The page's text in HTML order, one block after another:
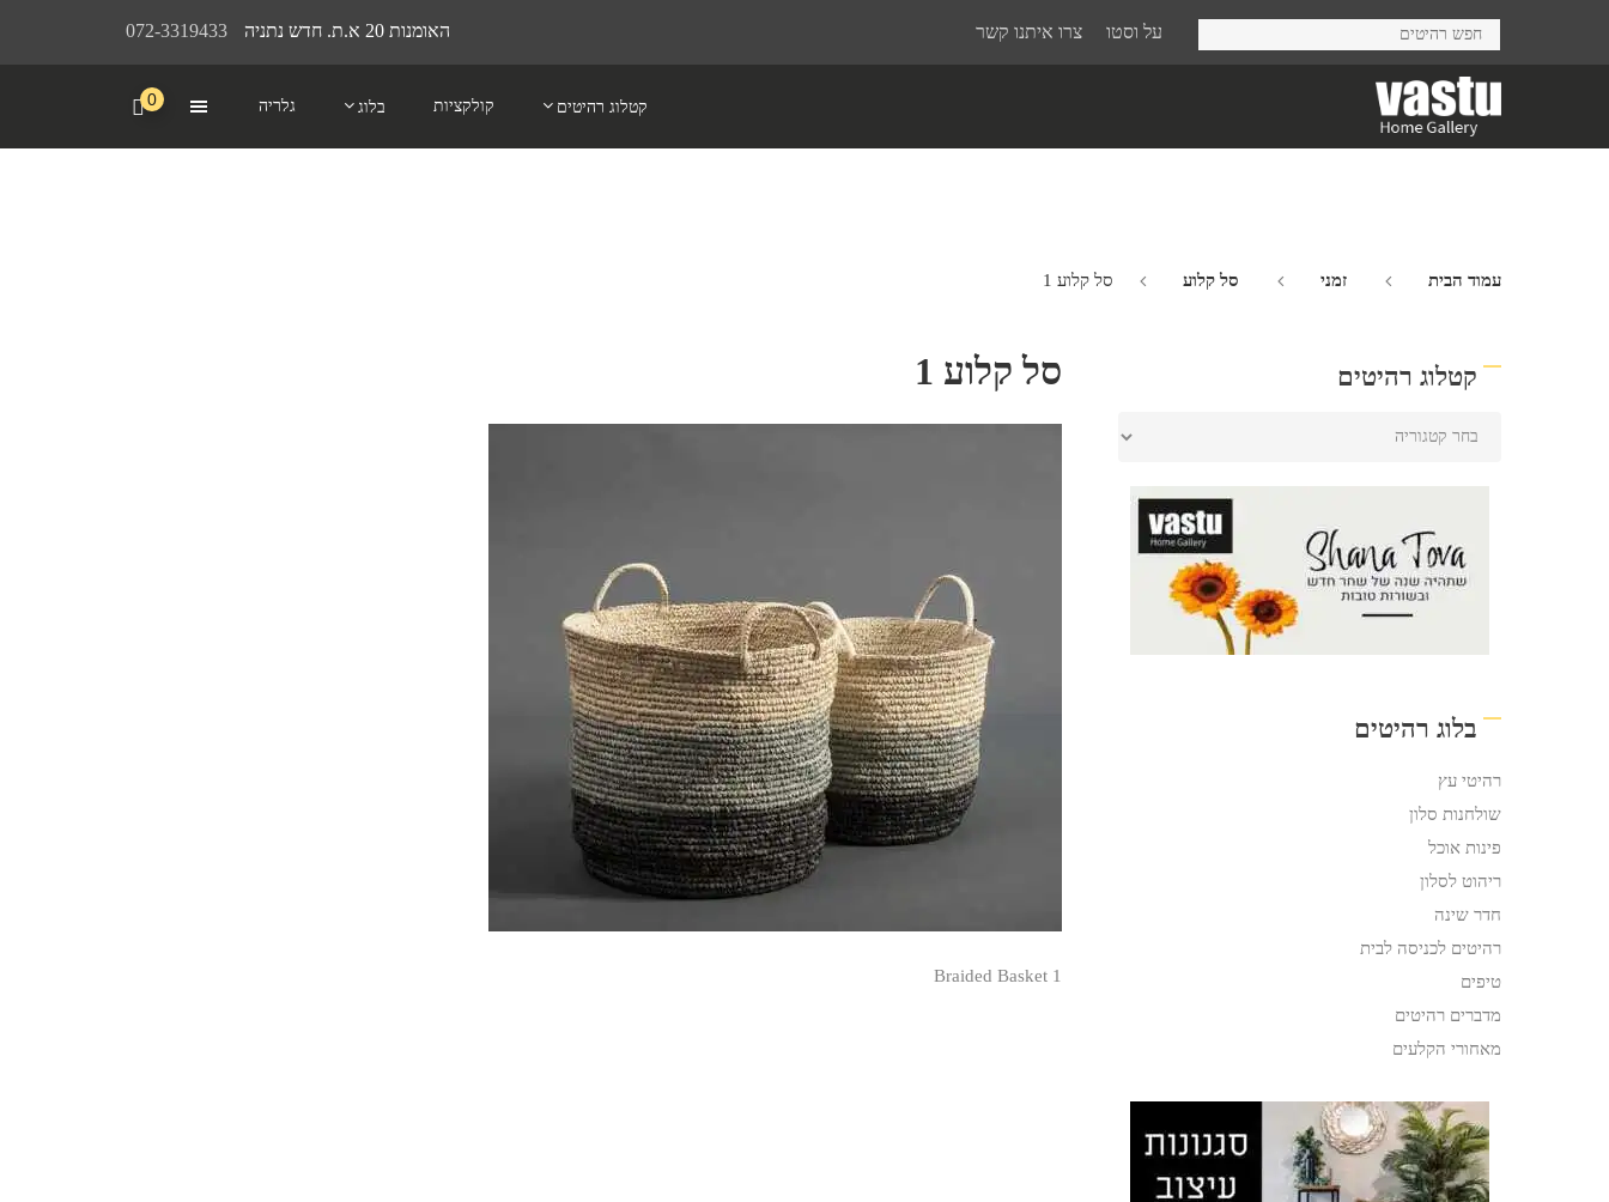
072-3319433 האומנות 20 א.ת. חדש נתניה על וסטו צרו איתנו קשר
קטלוג רהיטים קולקציות בלוג גלריה 0
עמוד הבית זמני סל קלוע סל קלוע 1
סל קלוע 1
Braided Basket 1
קטלוג רהיטים
בלוג רהיטים
רהיטי עץ
שולחנות סלון
פינות אוכל
ריהוט לסלון
חדר שינה
רהיטים לכניסה לבית
טיפים
מדברים רהיטים
מאחורי הקלעים